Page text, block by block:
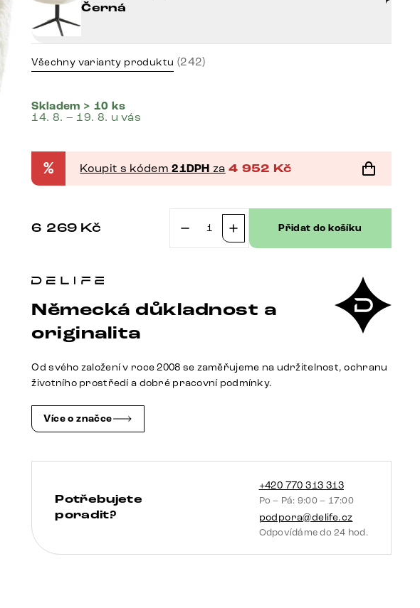
Černá
Všechny varianty produktu (242)
Skladem > 10 ks
14. 8. – 19. 8. u vás
% Koupit s kódem21DPH za 4 952 Kč
6 269 Kč
s
béžová
černá
množství
Přidat do košíku
Německá důkladnost a
originalita
Od svého založení v roce 2008 se zaměřujeme na udržitelnost, ochranu
životního prostředí a dobré pracovní podmínky.
Více o značce
Potřebujete
poradit?
+420 770 313 313
Po – Pá: 9:00 – 17:00
podpora@delife.cz
Odpovídáme do 24 hod.